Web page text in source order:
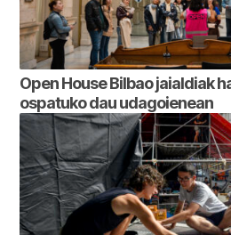
Open House Bilbao jaialdiak
ospatuko dau udagoienean